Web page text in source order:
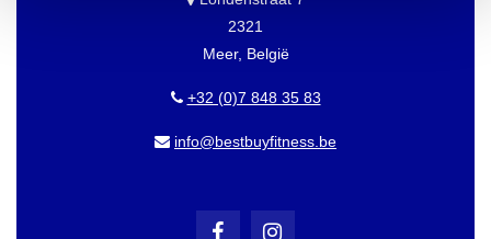
2321
Meer, België
+32 (0)7 848 35 83
info@bestbuyfitness.be